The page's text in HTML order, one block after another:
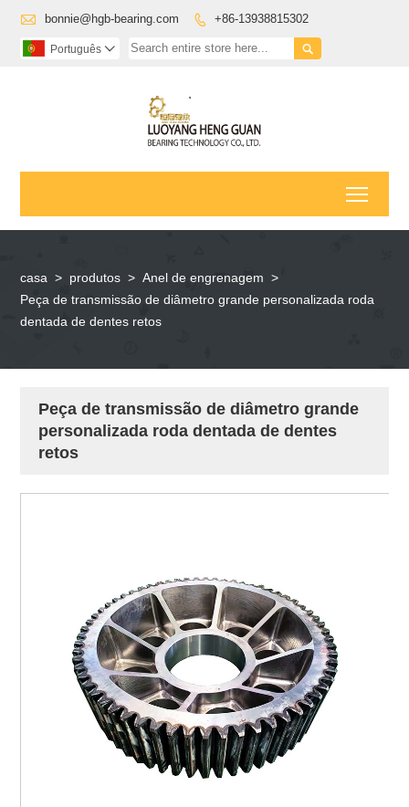
 bonnie@hgb-bearing.com  +86-13938815302

Português 
casa > produtos > Anel de engrenagem >
Peça de transmissão de diâmetro grande personalizada roda
dentada de dentes retos
Peça de transmissão de diâmetro grande
personalizada roda dentada de dentes
retos